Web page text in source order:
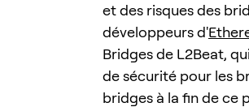
et des risques des
développeurs d'
Bridges de L2Beat,
de sécurité pour les
bridges à la fin de ce